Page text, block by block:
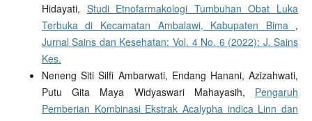
Hidayati, Studi Etnofarmakologi Tumbuhan Obat Luka
Terbuka di Kecamatan Ambalawi, Kabupaten Bima ,
Jurnal Sains dan Kesehatan: Vol. 4 No. 6 (2022): J. Sains
Kes.
Neneng Siti Silfi Ambarwati, Endang Hanani, Azizahwati,
Putu Gita Maya Widyaswari Mahayasih, Pengaruh
Pemberian Kombinasi Ekstrak Acalypha indica Linn dan